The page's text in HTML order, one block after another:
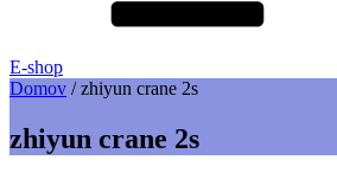
E-shop
Domov /zhiyun crane 2s
zhiyun crane 2s